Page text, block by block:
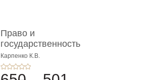
Право и
государственность
Древнего Двуречья. �
...
Карпенко К.В.